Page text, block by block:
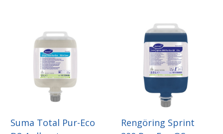
Suma Total Pur-Eco
Rengöring Sprint